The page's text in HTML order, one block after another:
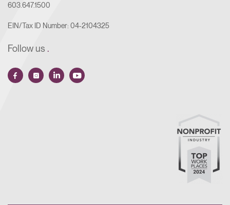
603.647.1500
EIN/Tax ID Number: 04-2104325
Follow us .